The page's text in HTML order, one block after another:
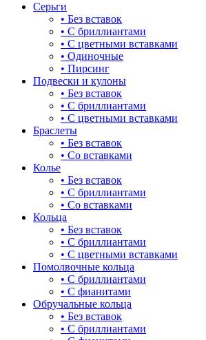
Серьги
• Без вставок
• С бриллиантами
• С цветными вставками
• Одиночные
• Пирсинг
Подвески и кулоны
• Без вставок
• С бриллиантами
• С цветными вставками
Браслеты
• Без вставок
• Со вставками
Колье
• Без вставок
• С бриллиантами
• Со вставками
Кольца
• Без вставок
• С бриллиантами
• С цветными вставками
Помолвочные кольца
• С бриллиантами
• С фианитами
Обручальные кольца
• Без вставок
• С бриллиантами